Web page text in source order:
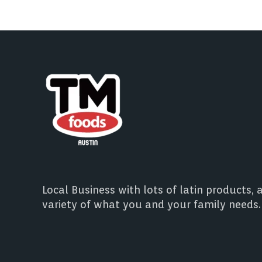
Local Business with lots of latin products, a
variety of what you and your family needs.